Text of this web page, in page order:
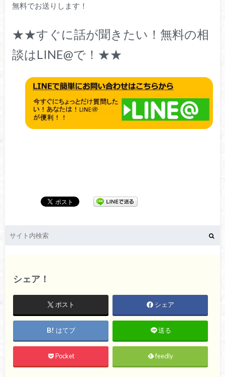
無料でお送りします！
★★すぐに話が聞きたい！無料の相
談はLINE@で！★★
シェア！
ポスト シェア
はてブ 送る
Pocket feedly